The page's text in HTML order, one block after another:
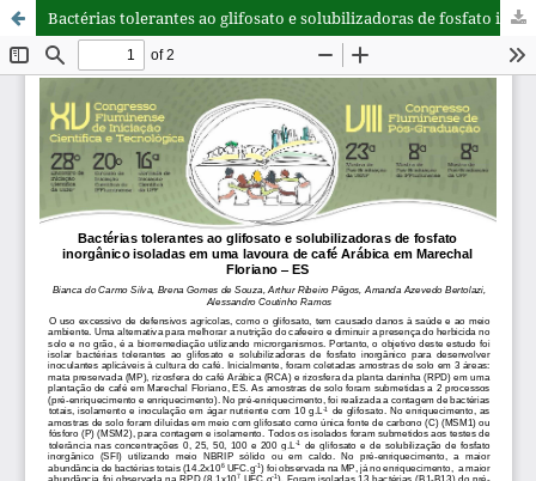
Bactérias tolerantes ao glifosato e solubilizadoras de fosfato inorgânico isoladas em uma lavoura de café Arábica em Marechal Floriano – ES